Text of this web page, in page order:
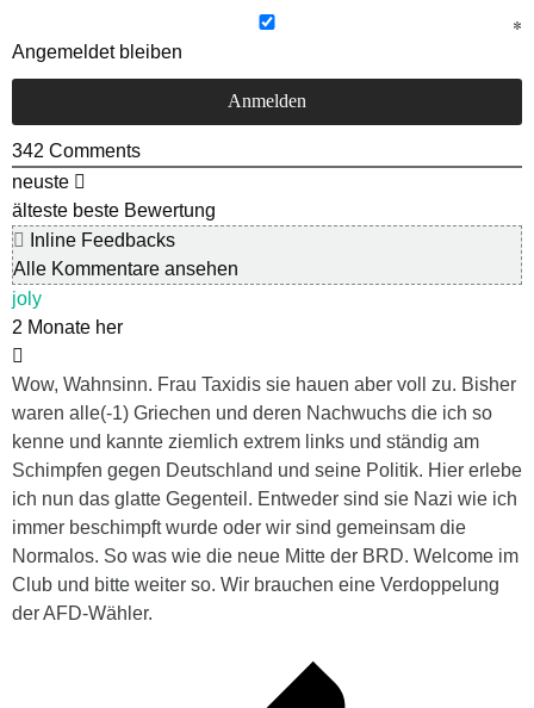
Angemeldet bleiben
342 Comments
neuste
älteste beste Bewertung
Inline Feedbacks
Alle Kommentare ansehen
joly
2 Monate her
Wow, Wahnsinn. Frau Taxidis sie hauen aber voll zu. Bisher
waren alle(-1) Griechen und deren Nachwuchs die ich so
kenne und kannte ziemlich extrem links und ständig am
Schimpfen gegen Deutschland und seine Politik. Hier erlebe
ich nun das glatte Gegenteil. Entweder sind sie Nazi wie ich
immer beschimpft wurde oder wir sind gemeinsam die
Normalos. So was wie die neue Mitte der BRD. Welcome im
Club und bitte weiter so. Wir brauchen eine Verdoppelung
der AFD-Wähler.